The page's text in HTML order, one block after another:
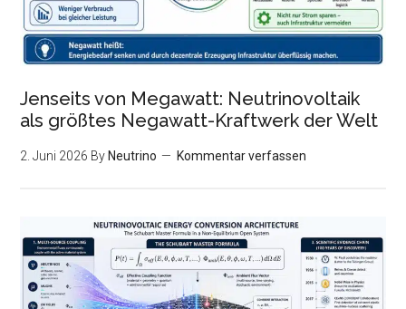
Jenseits von Megawatt: Neutrinovoltaik
als größtes Negawatt-Kraftwerk der Welt
2. Juni 2026 By Neutrino Kommentar verfassen